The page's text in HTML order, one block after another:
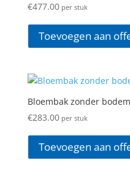
€477.00per stuk
Toevoegen aan
Bloembak zonder
€283.00per stuk
Toevoegen aan